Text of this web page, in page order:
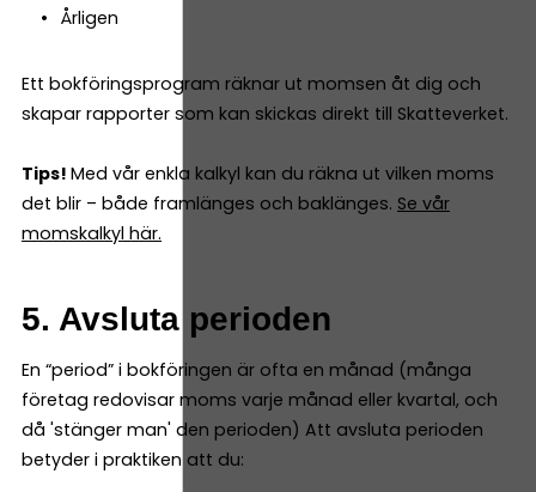
Årligen
Ett bokföringsprogram räknar ut momsen åt dig och
skapar rapporter som kan skickas direkt till Skatteverket.
Tips! Med vår enkla kalkyl kan du räkna ut vilken moms
det blir – både framlänges och baklänges. Se vår
momskalkyl här.
5. Avsluta perioden
En “period” i bokföringen är ofta en månad (många
företag redovisar moms varje månad eller kvartal, och
då 'stänger man' den perioden) Att avsluta perioden
betyder i praktiken att du: